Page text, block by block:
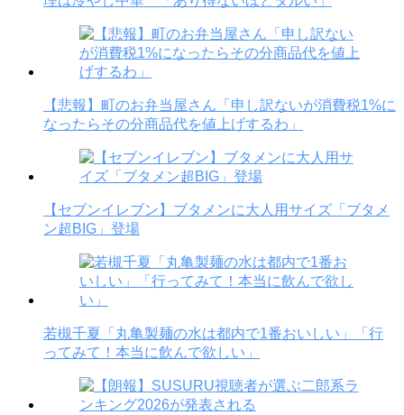
【悲報】町のお弁当屋さん「申し訳ないが消費税1%に
なったらその分商品代を値上げするわ」
【セブンイレブン】ブタメンに大人用サイズ「ブタメ
ン超BIG」登場
若槻千夏「丸亀製麺の水は都内で1番おいしい」「行
ってみて！本当に飲んで欲しい」